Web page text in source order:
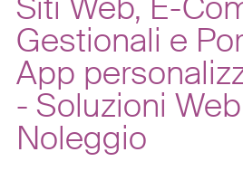
Gestionali e
App
- Soluzioni
Noleggio